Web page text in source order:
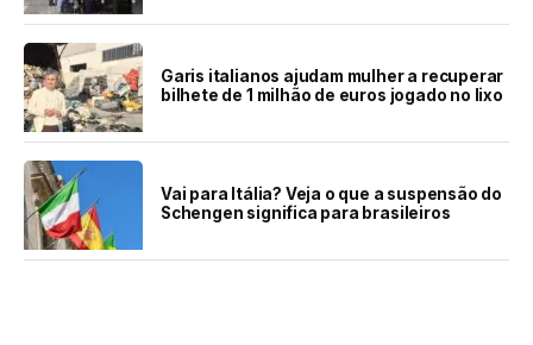
Garis italianos ajudam mulher a recuperar
bilhete de 1 milhão de euros jogado no lixo
Vai para Itália? Veja o que a suspensão do
Schengen significa para brasileiros